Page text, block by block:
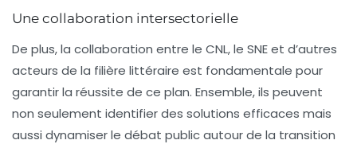
Une collaboration intersectorielle
De plus, la collaboration entre le CNL, le SNE et d’autres
acteurs de la filière littéraire est fondamentale pour
garantir la réussite de ce plan. Ensemble, ils peuvent
non seulement identifier des solutions efficaces mais
aussi dynamiser le débat public autour de la transition